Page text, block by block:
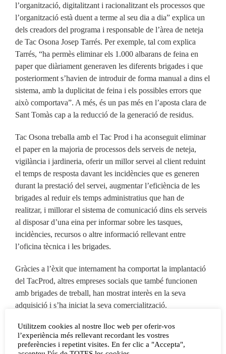
l’organització, digitalitzant i racionalitzant els processos que
l’organització està duent a terme al seu dia a dia” explica un
dels creadors del programa i responsable de l’àrea de neteja
de Tac Osona Josep Tarrés. Per exemple, tal com explica
Tarrés, “ha permès eliminar els 1.000 albarans de feina en
paper que diàriament generaven les diferents brigades i que
posteriorment s’havien de introduir de forma manual a dins el
sistema, amb la duplicitat de feina i els possibles errors que
això comportava”. A més, és un pas més en l’aposta clara de
Sant Tomàs cap a la reducció de la generació de residus.
Tac Osona treballa amb el Tac Prod i ha aconseguit eliminar
el paper en la majoria de processos dels serveis de neteja,
vigilància i jardineria, oferir un millor servei al client reduint
el temps de resposta davant les incidències que es generen
durant la prestació del servei, augmentar l’eficiència de les
brigades al reduir els temps administratius que han de
realitzar, i millorar el sistema de comunicació dins els serveis
al disposar d’una eina per informar sobre les tasques,
incidències, recursos o altre informació rellevant entre
l’oficina tècnica i les brigades.
Gràcies a l’èxit que internament ha comportat la implantació
del TacProd, altres empreses socials que també funcionen
amb brigades de treball, han mostrat interès en la seva
adquisició i s’ha iniciat la seva comercialització.
Per Tac Osona aquesta iniciativa forma part del procés de
digitalització de l’entitat que compta amb el suport de l’obra
social de la Fundació La Caixa, la Confederació Empresarial
Utilitzem cookies al nostre lloc web per oferir-vos
l’experiència més rellevant recordant les vostres
preferències i repetint visites. En fer clic a "Accepta",